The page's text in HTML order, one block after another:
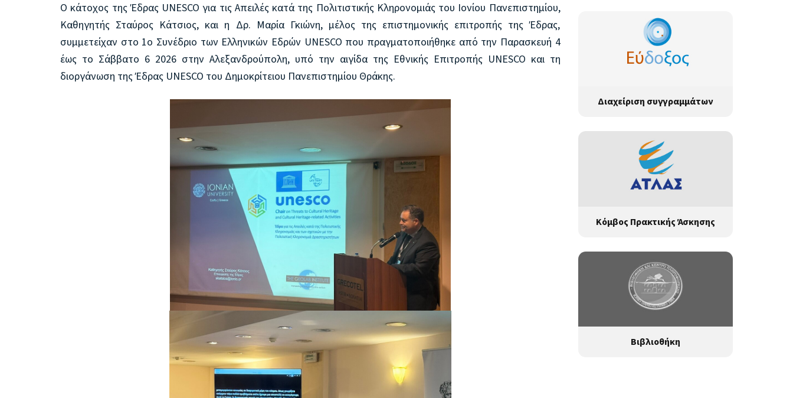
Ο κάτοχος της Έδρας UNESCO για τις Απειλές κατά της Πολιτιστικής Κληρονομιάς του Ιονίου Πανεπιστημίου,
Καθηγητής Σταύρος Κάτσιος, και η Δρ. Μαρία Γκιώνη, μέλος της επιστημονικής επιτροπής της Έδρας,
συμμετείχαν στο 1ο Συνέδριο των Ελληνικών Εδρών UNESCO που πραγματοποιήθηκε από την Παρασκευή 4
έως το Σάββατο 6 2026 στην Αλεξανδρούπολη, υπό την αιγίδα της Εθνικής Επιτροπής UNESCO και τη
διοργάνωση της Έδρας UNESCO του Δημοκρίτειου Πανεπιστημίου Θράκης.
Διαχείριση συγγραμμάτων
Κόμβος Πρακτικής Άσκησης
Βιβλιοθήκη